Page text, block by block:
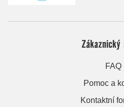
FAQ
Pomoc a
Kontaktní